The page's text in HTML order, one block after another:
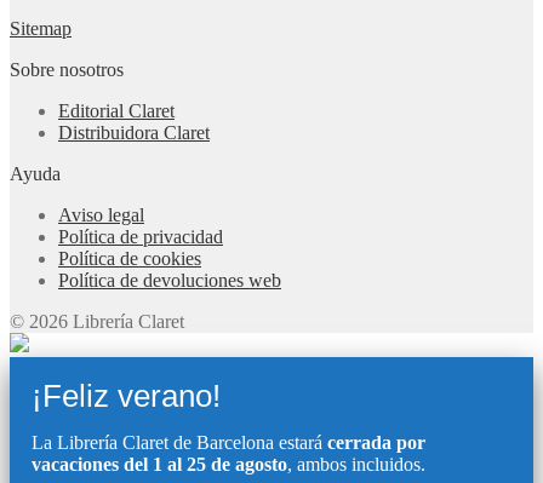
Sitemap
Sobre nosotros
Editorial Claret
Distribuidora Claret
Ayuda
Aviso legal
Política de privacidad
Política de cookies
Política de devoluciones web
© 2026 Librería Claret
¡Feliz verano!
La Librería Claret de Barcelona estará cerrada por
vacaciones del 1 al 25 de agosto, ambos incluidos.